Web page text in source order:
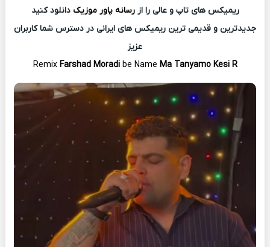
ریمیکس های تاپ و عالی را از رسانه پاور موزیک دانلود کنید
جدیدترین و قدیمی ترین ریمیکس های ایرانی در دسترس شما کاربران
عزیز
Remix Farshad Moradi be Name Ma Tanyamo Kesi R